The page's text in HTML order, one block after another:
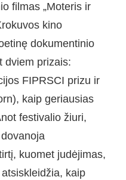
filmas „Moteris ir
kino
dokumentinio
dviem prizais:
FIPRSCI prizu ir
kaip geriausias
festivalio žiuri,
kuomet judėjimas,
kaip